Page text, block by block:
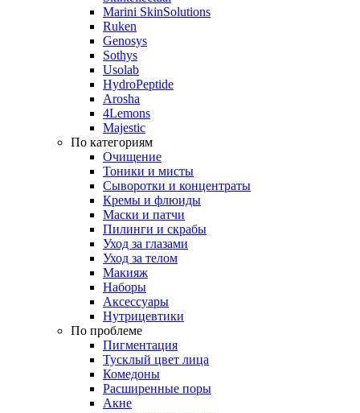
Marini SkinSolutions
Ruken
Genosys
Sothys
Usolab
HydroPeptide
Arosha
4Lemons
Majestic
По категориям
Очищение
Тоники и мисты
Сыворотки и концентраты
Кремы и флюиды
Маски и патчи
Пилинги и скрабы
Уход за глазами
Уход за телом
Макияж
Наборы
Аксессуары
Нутрицевтики
По проблеме
Пигментация
Тусклый цвет лица
Комедоны
Расширенные поры
Акне